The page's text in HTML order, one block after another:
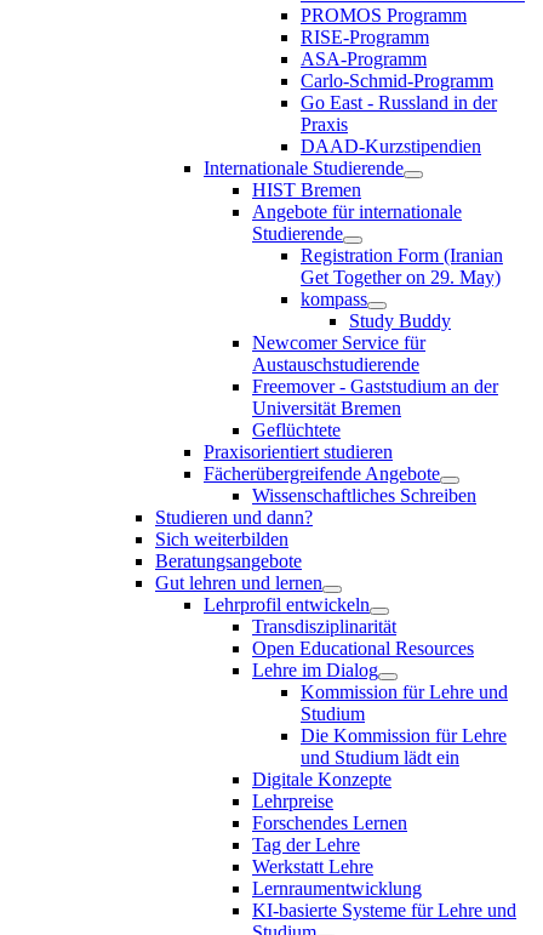
PROMOS Programm
RISE-Programm
ASA-Programm
Carlo-Schmid-Programm
Go East - Russland in der
Praxis
DAAD-Kurzstipendien
Internationale Studierende
HIST Bremen
Angebote für internationale
Studierende
Registration Form (Iranian
Get Together on 29. May)
kompass
Study Buddy
Newcomer Service für
Austauschstudierende
Freemover - Gaststudium an der
Universität Bremen
Geflüchtete
Praxisorientiert studieren
Fächerübergreifende Angebote
Wissenschaftliches Schreiben
Studieren und dann?
Sich weiterbilden
Beratungsangebote
Gut lehren und lernen
Lehrprofil entwickeln
Transdisziplinarität
Open Educational Resources
Lehre im Dialog
Kommission für Lehre und
Studium
Die Kommission für Lehre
und Studium lädt ein
Digitale Konzepte
Lehrpreise
Forschendes Lernen
Tag der Lehre
Werkstatt Lehre
Lernraumentwicklung
KI-basierte Systeme für Lehre und